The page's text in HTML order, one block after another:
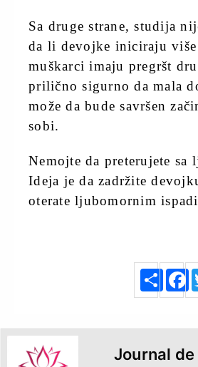
Sa druge strane, studija
da li devojke iniciraju više
muškarci imaju pregršt
prilično sigurno da mala
može da bude savršen
sobi.
Nemojte da preterujete sa
Ideja je da zadržite
oterate ljubomornim
S
ha
e
F
a
b
o
o
k
Journal de